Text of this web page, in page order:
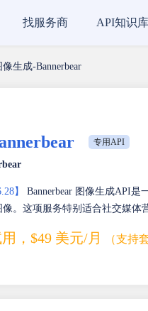
找服务商 API知识库
像生成-Bannerbear
专用API
】
Bannerbear 图像生成API
像。这项服务特别适合社交媒体
，$49 美元/月 （支持